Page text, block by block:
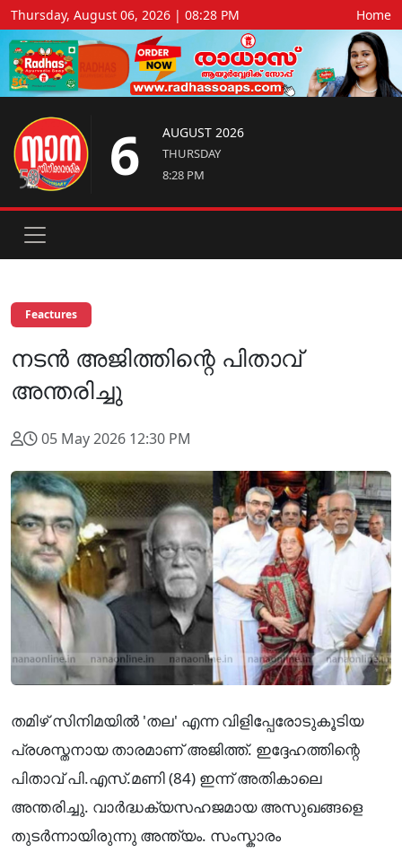
Thursday, August 06, 2026 | 08:28 PM Home
6 AUGUST 2026
THURSDAY
8:28 PM
Feactures
നടൻ അജിത്തിന്റെ പിതാവ്
അന്തരിച്ചു
05 May 2026 12:30 PM
തമിഴ് സിനിമയിൽ 'തല' എന്ന വിളിപ്പേരോടുകൂടിയ
പ്രശസ്തനായ താരമാണ് അജിത്ത്. ഇദ്ദേഹത്തിന്റെ
പിതാവ് പി.എസ്.മണി (84) ഇന്ന് അതികാലെ
അന്തരിച്ചു. വാർദ്ധക്യസഹജമായ അസുഖങ്ങളെ
തുടർന്നായിരുന്നു അന്ത്യം. സംസ്കാരം